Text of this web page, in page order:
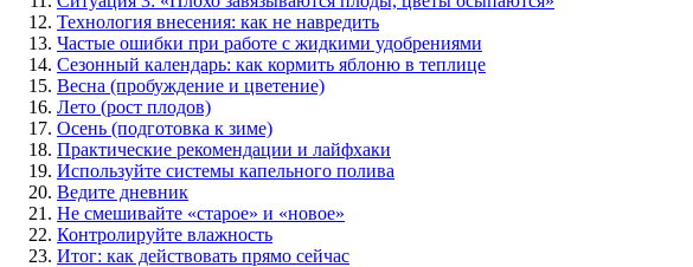
Технология внесения: как не навредить
Частые ошибки при работе с жидкими удобрениями
Сезонный календарь: как кормить яблоню в теплице
Весна (пробуждение и цветение)
Лето (рост плодов)
Осень (подготовка к зиме)
Практические рекомендации и лайфхаки
Используйте системы капельного полива
Ведите дневник
Не смешивайте «старое» и «новое»
Контролируйте влажность
Итог: как действовать прямо сейчас